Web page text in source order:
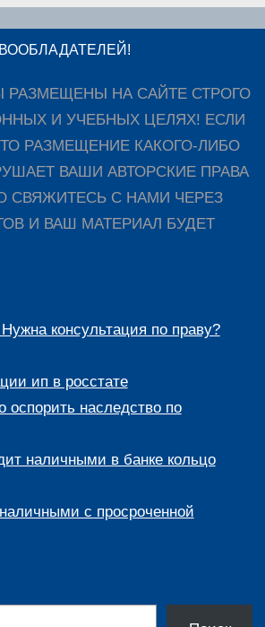
РАЗМЕЩЕНЫ НА САЙТЕ СТРОГО
И УЧЕБНЫХ ЦЕЛЯХ! ЕСЛИ
РАЗМЕЩЕНИЕ КАКОГО-ЛИБО
ВАШИ АВТОРСКИЕ ПРАВА
СВЯЖИТЕСЬ С НАМИ ЧЕРЕЗ
И ВАШ МАТЕРИАЛ БУДЕТ
консультация по праву?
ип в росстате
оспорить наследство по
наличными в банке кольцо
с просроченной